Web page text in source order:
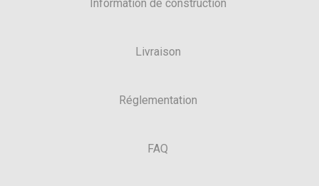
Information de construction
Livraison
Réglementation
FAQ